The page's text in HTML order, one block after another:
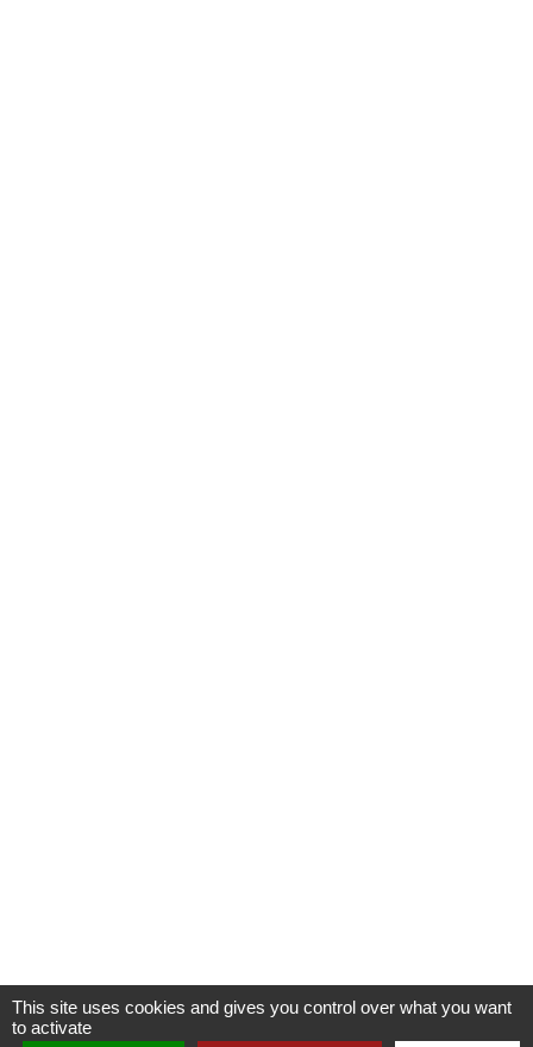
This site uses cookies and gives you control over what you want
to activate